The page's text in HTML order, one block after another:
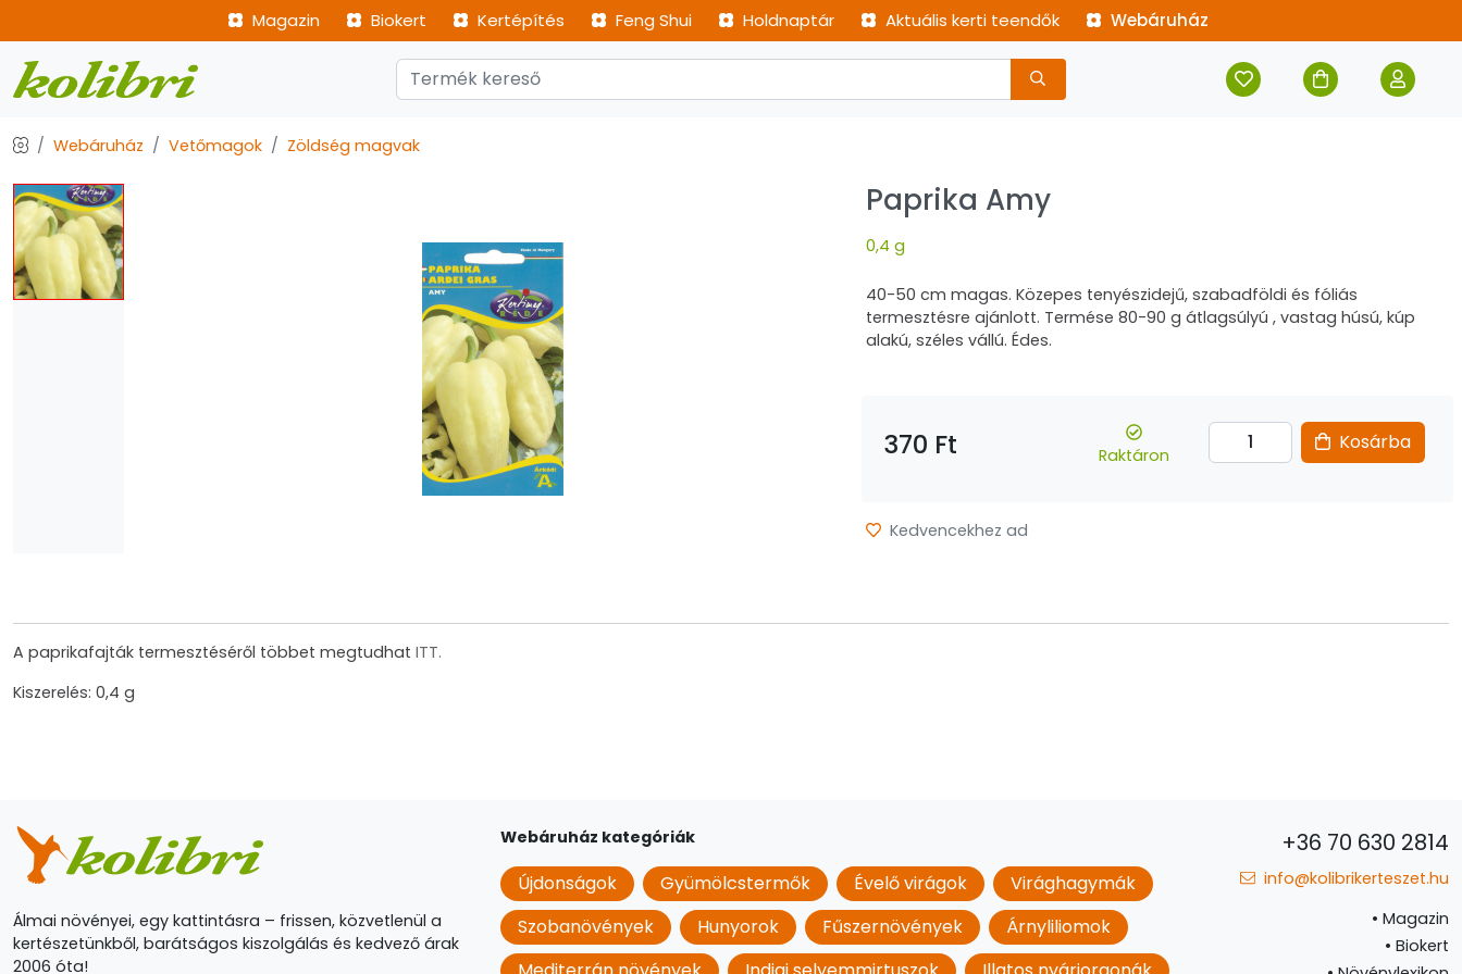
Magazin Biokert Kertépítés Feng Shui Holdnaptár Aktuális kerti teendők Webáruház
Webáruház Vetőmagok Zöldség magvak
Paprika Amy
0,4 g
40-50 cm magas. Közepes tenyészidejű, szabadföldi és fóliás
termesztésre ajánlott. Termése 80-90 g átlagsúlyú , vastag húsú, kúp
alakú, széles vállú. Édes.
370 Ft Raktáron
Kosárba
Kedvencekhez ad
A paprikafajták termesztéséről többet megtudhat ITT.
Kiszerelés: 0,4 g
Álmai növényei, egy kattintásra – frissen, közvetlenül a
kertészetünkből, barátságos kiszolgálás és kedvező árak
2006 óta!
Webáruház kategóriák
Újdonságok Gyümölcstermők Évelő virágok
Virághagymák
Szobanövények
Hunyorok Fűszernövények
Árnyliliomok
+36 70 630 2814
info@kolibrikerteszet.hu
• Magazin
• Biokert